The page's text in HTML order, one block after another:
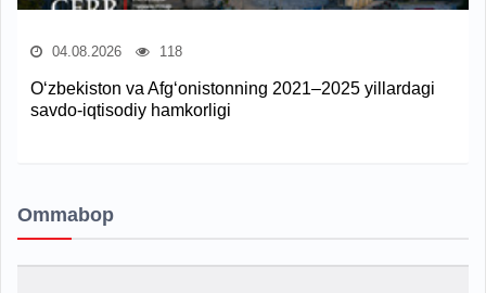
04.08.2026 118
O‘zbekiston va Afg‘onistonning 2021–2025 yillardagi
savdo-iqtisodiy hamkorligi
Ommabop